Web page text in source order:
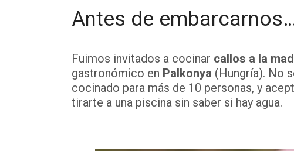
Antes de
Fuimos invitados a cocinar callos a la
gastronómico en Palkonya (Hungría). No
cocinado para más de 10 personas, y
tirarte a una piscina sin saber si hay agua.